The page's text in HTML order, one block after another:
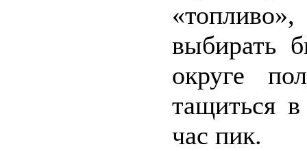
выбирать
округе
тащиться
час пик.